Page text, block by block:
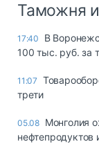
Таможня
17:40
В
100 тыс. руб. за
11:07
трети
05.08 Монголия